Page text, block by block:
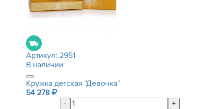
Артикул: 2951
В наличии
Кружка детская "Девочка"
54 278
-
+